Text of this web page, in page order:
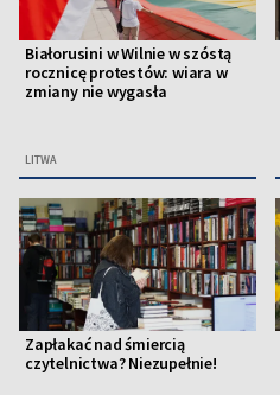
Białorusini w Wilnie w szóstą
rocznicę protestów: wiara w
zmiany nie wygasła
LITWA
Zapłakać nad śmiercią
czytelnictwa? Niezupełnie!